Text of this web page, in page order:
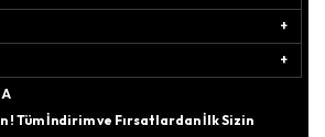
! Tüm İndirim ve Fırsatlardan İlk Sizin